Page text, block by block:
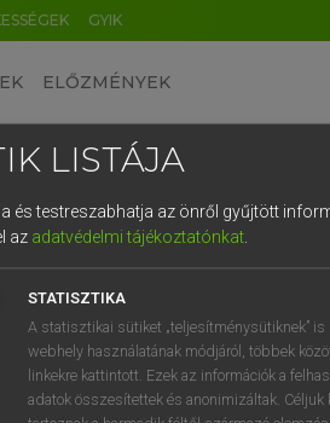
GYIK
ELŐZMÉNYEK
szótár
LISTÁJA
és testreszabhatja az önről gyűjtött
az adatvédelmi tájékoztatónkat.
STATISZTIKA
A statisztikai sütiket „teljesítménysütiknek”
webhely használatának módjáról, többek
linkekre kattintott. Ezek az információk a
adatok összesítettek és anonimizáltak.
EN HU DE CN FR ES IT NL
0 1 2 3 4 5
q w e r
a s d f g